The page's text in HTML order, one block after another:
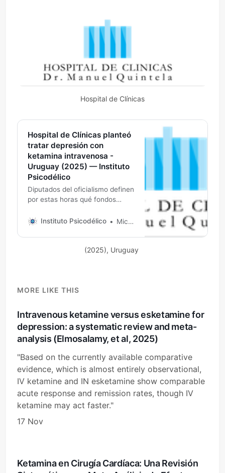
Hospital de Clínicas
Hospital de Clínicas planteó
tratar depresión con
ketamina intravenosa -
Uruguay (2025) — Instituto
Psicodélico
Diputados del oficialismo definen
por estas horas qué fondos
Nacional Director General : Dr.
atencionalusuario@hc.edu.uy
Instituto Psicodélico Michael DeMarco, therapist
(2025), Uruguay
MORE LIKE THIS
Intravenous ketamine versus esketamine for
depression: a systematic review and meta-
analysis (Elmosalamy, et al, 2025)
"Based on the currently available comparative
evidence, which is almost entirely observational,
IV ketamine and IN esketamine show comparable
acute response and remission rates, though IV
ketamine may act faster."
17 Nov
Ketamina en Cirugía Cardíaca: Una Revisión